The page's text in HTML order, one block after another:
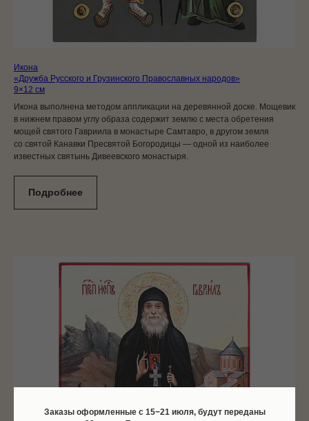
Заказы оформленные c 15−21 июля, будут переданы
Икона
«Дружба Русского и Грузинского Православных народов»
9×12 см
Икона выполнена методом аппликации на деревянной доске. Мощевик
в нижнем правом углу образа содержит землю с места обретения
мощей святого Гавриила в монастыре Самтавро, в другом земля
со святой Канавки Пресвятой Богородицы — одной из наиболее
известных святынь Дивеевского монастыря.
Подробнее